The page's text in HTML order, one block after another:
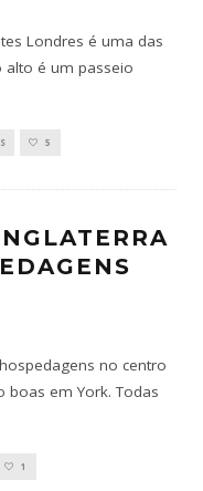
Londres é uma das
alto é um passeio
5
no centro
boas em York. Todas
1